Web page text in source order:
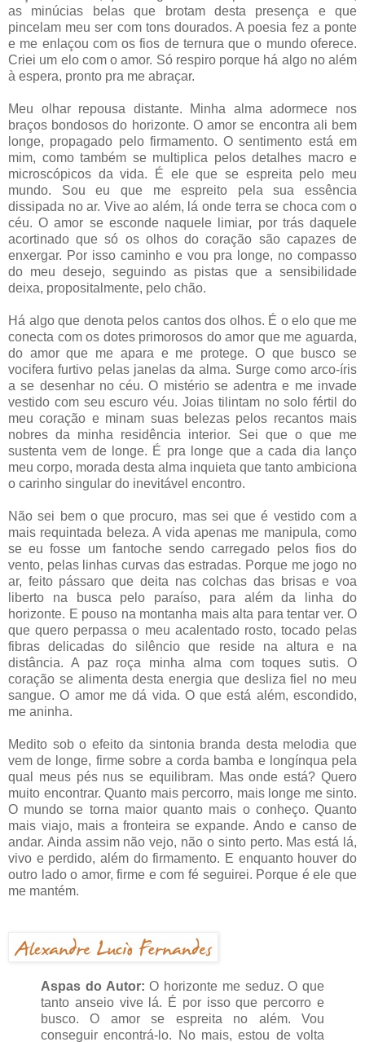
as minúcias belas que brotam desta presença e que
pincelam meu ser com tons dourados. A poesia fez a ponte
e me enlaçou com os fios de ternura que o mundo oferece.
Criei um elo com o amor. Só respiro porque há algo no além
à espera, pronto pra me abraçar.
Meu olhar repousa distante. Minha alma adormece nos
braços bondosos do horizonte. O amor se encontra ali bem
longe, propagado pelo firmamento. O sentimento está em
mim, como também se multiplica pelos detalhes macro e
microscópicos da vida. É ele que se espreita pelo meu
mundo. Sou eu que me espreito pela sua essência
dissipada no ar. Vive ao além, lá onde terra se choca com o
céu. O amor se esconde naquele limiar, por trás daquele
acortinado que só os olhos do coração são capazes de
enxergar. Por isso caminho e vou pra longe, no compasso
do meu desejo, seguindo as pistas que a sensibilidade
deixa, propositalmente, pelo chão.
Há algo que denota pelos cantos dos olhos. É o elo que me
conecta com os dotes primorosos do amor que me aguarda,
do amor que me apara e me protege. O que busco se
vocifera furtivo pelas janelas da alma. Surge como arco-íris
a se desenhar no céu. O mistério se adentra e me invade
vestido com seu escuro véu. Joias tilintam no solo fértil do
meu coração e minam suas belezas pelos recantos mais
nobres da minha residência interior. Sei que o que me
sustenta vem de longe. É pra longe que a cada dia lanço
meu corpo, morada desta alma inquieta que tanto ambiciona
o carinho singular do inevitável encontro.
Não sei bem o que procuro, mas sei que é vestido com a
mais requintada beleza. A vida apenas me manipula, como
se eu fosse um fantoche sendo carregado pelos fios do
vento, pelas linhas curvas das estradas. Porque me jogo no
ar, feito pássaro que deita nas colchas das brisas e voa
liberto na busca pelo paraíso, para além da linha do
horizonte. E pouso na montanha mais alta para tentar ver. O
que quero perpassa o meu acalentado rosto, tocado pelas
fibras delicadas do silêncio que reside na altura e na
distância. A paz roça minha alma com toques sutis. O
coração se alimenta desta energia que desliza fiel no meu
sangue. O amor me dá vida. O que está além, escondido,
me aninha.
Medito sob o efeito da sintonia branda desta melodia que
vem de longe, firme sobre a corda bamba e longínqua pela
qual meus pés nus se equilibram. Mas onde está? Quero
muito encontrar. Quanto mais percorro, mais longe me sinto.
O mundo se torna maior quanto mais o conheço. Quanto
mais viajo, mais a fronteira se expande. Ando e canso de
andar. Ainda assim não vejo, não o sinto perto. Mas está lá,
vivo e perdido, além do firmamento. E enquanto houver do
outro lado o amor, firme e com fé seguirei. Porque é ele que
me mantém.
Aspas do Autor:O horizonte me seduz. O que
tanto anseio vive lá. É por isso que percorro e
busco. O amor se espreita no além. Vou
conseguir encontrá-lo. No mais, estou de volta